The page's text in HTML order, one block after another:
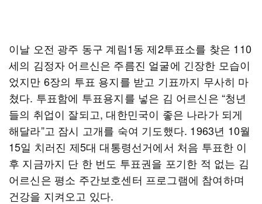
이날 오전 광주 동구 계림1동 제2투표소를 찾은 110
세의 김정자 어르신은 주름진 얼굴에 긴장한 모습이
었지만 6장의 투표 용지를 받고 기표까지 무사히 마
쳤다. 투표함에 투표용지를 넣은 김 어르신은 “청년
들의 취업이 잘되고, 대한민국이 좋은 나라가 되게
해달라”고 잠시 고개를 숙여 기도했다. 1963년 10월
15일 치러진 제5대 대통령선거에서 처음 투표한 이
후 지금까지 단 한 번도 투표권을 포기한 적 없는 김
어르신은 평소 주간보호센터 프로그램에 참여하며
건강을 지켜오고 있다.